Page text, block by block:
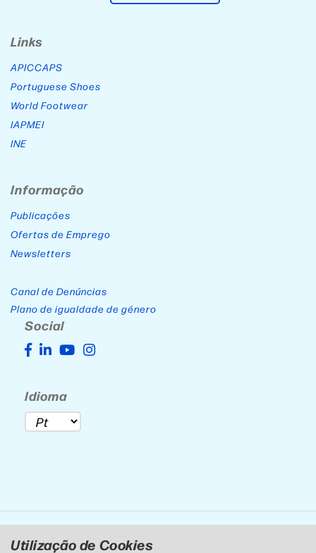
Links
APICCAPS
Portuguese Shoes
World Footwear
IAPMEI
INE
Informação
Publicações
Ofertas de Emprego
Newsletters
Canal de Denúncias
Plano de igualdade de género
Social
Idioma
Utilização de Cookies